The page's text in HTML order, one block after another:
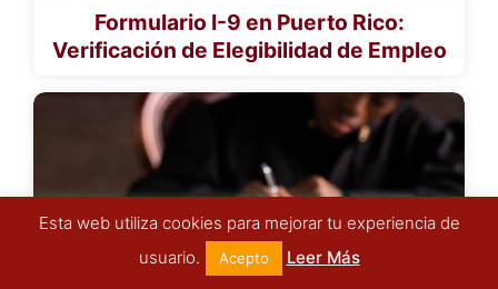
Formulario I-9 en Puerto Rico:
Verificación de Elegibilidad de Empleo
Esta web utiliza cookies para mejorar tu experiencia de
usuario.
Acepto Leer Más